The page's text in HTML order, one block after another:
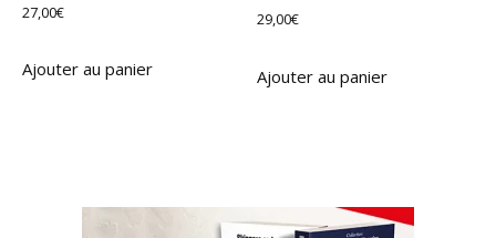
27,00€
Ajouter au panier
29,00€
Ajouter au panier